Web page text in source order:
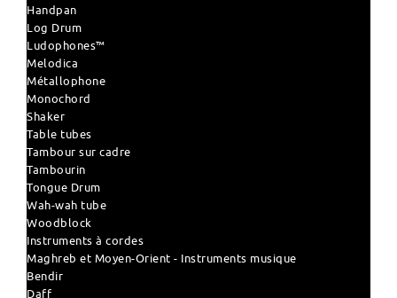
Handpan
Log Drum
Ludophones™
Melodica
Métallophone
Monochord
Shaker
Table tubes
Tambour sur cadre
Tambourin
Tongue Drum
Wah-wah tube
Woodblock
Instruments à cordes
Maghreb et Moyen-Orient - Instruments musique
Bendir
Daff